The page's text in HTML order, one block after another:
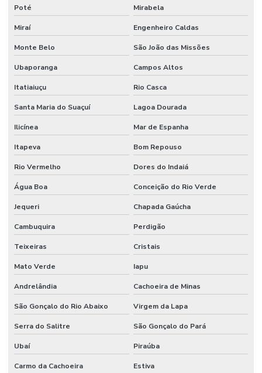
Poté Mirabela
Miraí Engenheiro Caldas
Monte Belo São João das Missões
Ubaporanga Campos Altos
Itatiaiuçu Rio Casca
Santa Maria do Suaçuí Lagoa Dourada
Ilicínea Mar de Espanha
Itapeva Bom Repouso
Rio Vermelho Dores do Indaiá
Água Boa Conceição do Rio Verde
Jequeri Chapada Gaúcha
Cambuquira Perdigão
Teixeiras Cristais
Mato Verde Iapu
Andrelândia Cachoeira de Minas
São Gonçalo do Rio Abaixo Virgem da Lapa
Serra do Salitre São Gonçalo do Pará
Ubaí Piraúba
Carmo da Cachoeira Estiva